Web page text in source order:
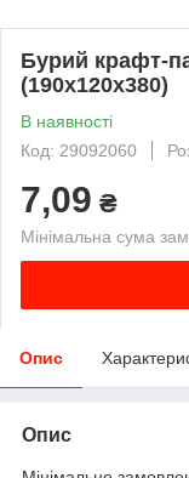
Бурий крафт-
(190х120х380)
В наявності
Код: 29092060
7,09 ₴
Мінімальна сума
Опис
Опис